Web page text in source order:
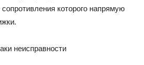
сопротивления которого напрямую